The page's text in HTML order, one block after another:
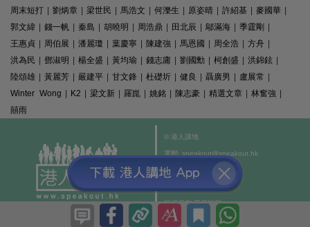
周末短打
劉炳章 梁世民 馬浩文 何濼生 原姿晴 許紹基 麥國華
郭文緯
錢一帆 秦島 胡曉明 周浩鼎 田北辰 鄔滿海 季霆剛
王惠貞
周伯展 潘麗瓊 葉慶寧 陳建強 馬恩國 周全浩 方舟
洪為民
鄧淑明 楊全盛 黃均瑜 錢志庸 劉國勳 柯創盛 洪錦鉉
陸頌雄
黃麗芳 嚴建平 甘文鋒 杜礎圻 健良 聶廣男 盧展常
Winter Wong
K2 梁文新 羅崑 姚銘 陳志豪 精選文章 林奮強
囍雨
© 港人講地
電郵: speakout@speakout.hk
傳真: 85228041301
All rights reserved.
版權所有 不得轉載